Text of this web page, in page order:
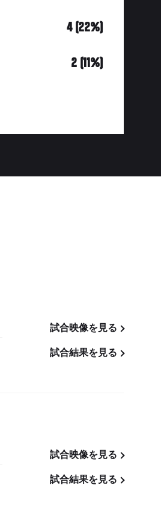
4 (22%)
2 (11%)
試合映像を見る
試合結果を見る
試合映像を見る
試合結果を見る